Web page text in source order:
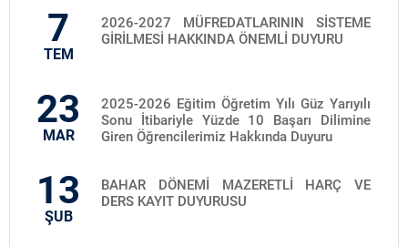
7
TEM
2026-2027 MÜFREDATLARININ SİSTEME
GİRİLMESİ HAKKINDA ÖNEMLİ DUYURU
23
MAR
2025-2026 Eğitim Öğretim Yılı Güz Yarıyılı
Sonu İtibariyle Yüzde 10 Başarı Dilimine
Giren Öğrencilerimiz Hakkında Duyuru
13
ŞUB
BAHAR DÖNEMİ MAZERETLİ HARÇ VE
DERS KAYIT DUYURUSU